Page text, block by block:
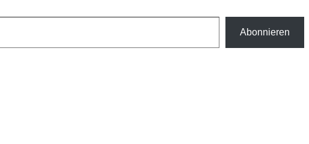
Abonnieren